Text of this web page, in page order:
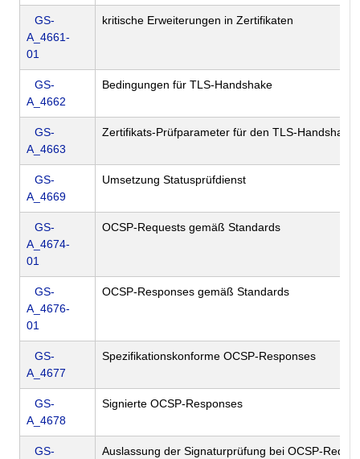
GS-
A_4661-
01
kritische Erweiterungen in Zertifikaten
GS-
A_4662
Bedingungen für TLS-Handshake
GS-
A_4663
Zertifikats-Prüfparameter für den TLS-Handshake
GS-
A_4669
Umsetzung Statusprüfdienst
GS-
A_4674-
01
OCSP-Requests gemäß Standards
GS-
A_4676-
01
OCSP-Responses gemäß Standards
GS-
A_4677
Spezifikationskonforme OCSP-Responses
GS-
A_4678
Signierte OCSP-Responses
GS-
Auslassung der Signaturprüfung bei OCSP-